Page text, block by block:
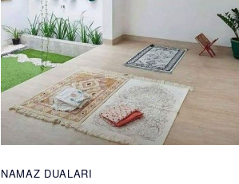
NAMAZ DUALARI